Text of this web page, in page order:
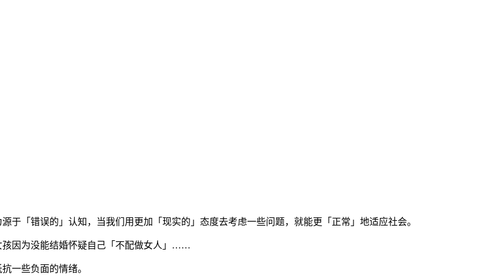
于「错误的」认知，当我们用更加「现实的」态度去考虑一些问题，就能更「正常」地适应社会。
孩因为没能结婚怀疑自己「不配做女人」……
一些负面的情绪。